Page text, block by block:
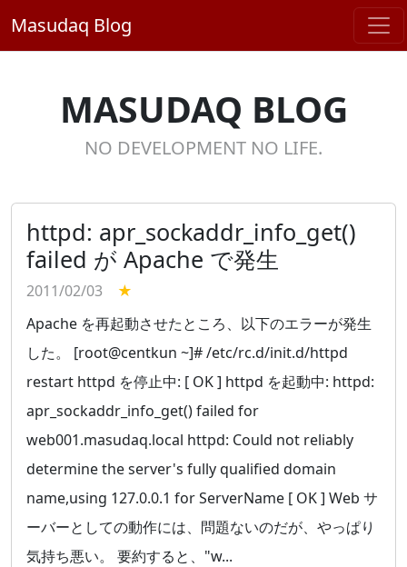
Masudaq Blog
MASUDAQ BLOG
NO DEVELOPMENT NO LIFE.
httpd: apr_sockaddr_info_get()
failed が Apache で発生
2011/02/03
★
Apache を再起動させたところ、以下のエラーが発生
した。 [root@centkun ~]# /etc/rc.d/init.d/httpd
restart httpd を停止中: [ OK ] httpd を起動中: httpd:
apr_sockaddr_info_get() failed for
web001.masudaq.local httpd: Could not reliably
determine the server's fully qualified domain
name,using 127.0.0.1 for ServerName [ OK ] Web サ
ーバーとしての動作には、問題ないのだが、やっぱり
気持ち悪い。 要約すると、"w...